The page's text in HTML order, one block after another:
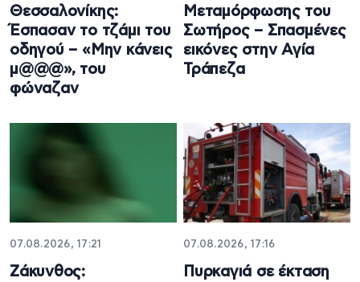
Θεσσαλονίκης:
Έσπασαν το τζάμι του
οδηγού – «Μην κάνεις
μ@@@», του
φώναζαν
Μεταμόρφωσης του
Σωτήρος – Σπασμένες
εικόνες στην Αγία
Τράπεζα
07.08.2026, 17:21
Ζάκυνθος:
07.08.2026, 17:16
Πυρκαγιά σε έκταση